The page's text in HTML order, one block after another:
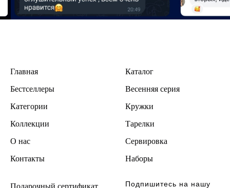
Главная
Бестселлеры
Категории
Коллекции
О нас
Контакты
Каталог
Весенняя серия
Кружки
Тарелки
Сервировка
Наборы
Подарочный сертификат
Подпишитесь на нашу